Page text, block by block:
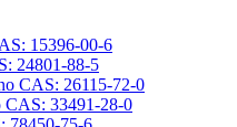
15396-00-6
24801-88-5
CAS: 26115-72-0
CAS: 33491-28-0